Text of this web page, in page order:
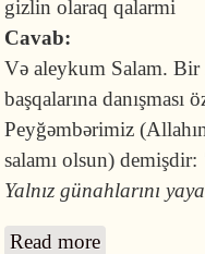
gizlin olaraq qalarmi
Cavab:
Və aleykum Salam. Bir
başqalarına danışması
Peyğəmbərimiz
salamı olsun) demişdir:
Yalnız günahlarını
Read more